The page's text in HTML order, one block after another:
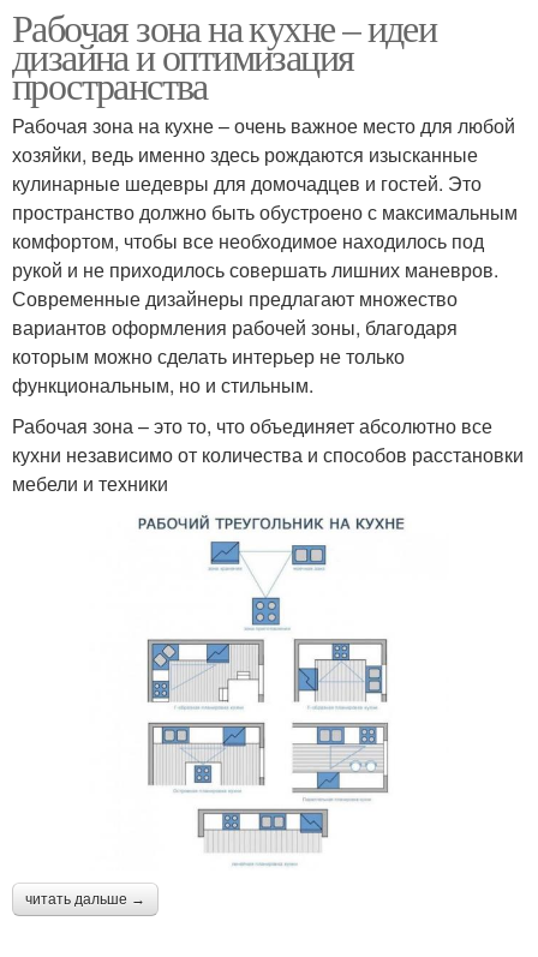
Рабочая зона на кухне – идеи
дизайна и оптимизация
пространства
Рабочая зона на кухне – очень важное место для любой
хозяйки, ведь именно здесь рождаются изысканные
кулинарные шедевры для домочадцев и гостей. Это
пространство должно быть обустроено с максимальным
комфортом, чтобы все необходимое находилось под
рукой и не приходилось совершать лишних маневров.
Современные дизайнеры предлагают множество
вариантов оформления рабочей зоны, благодаря
которым можно сделать интерьер не только
функциональным, но и стильным.
Рабочая зона – это то, что объединяет абсолютно все
кухни независимо от количества и способов расстановки
мебели и техники
читать дальше →